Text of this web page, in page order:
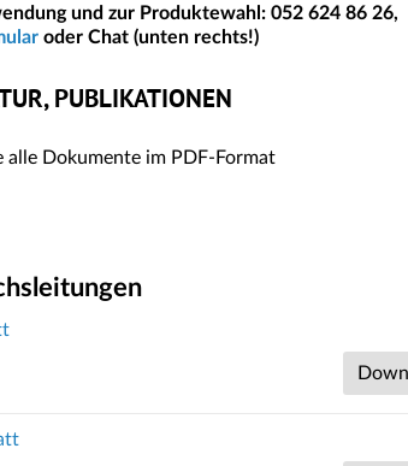
und zur Produktewahl: 052 624 86 26,
oder Chat (unten rechts!)
PUBLIKATIONEN
alle Dokumente im PDF-Format